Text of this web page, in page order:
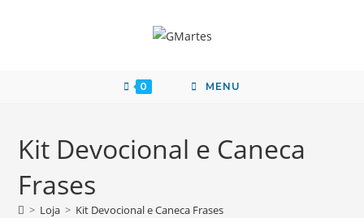
0 MENU
Kit Devocional e Caneca
Frases
> Loja > Kit Devocional e Caneca Frases